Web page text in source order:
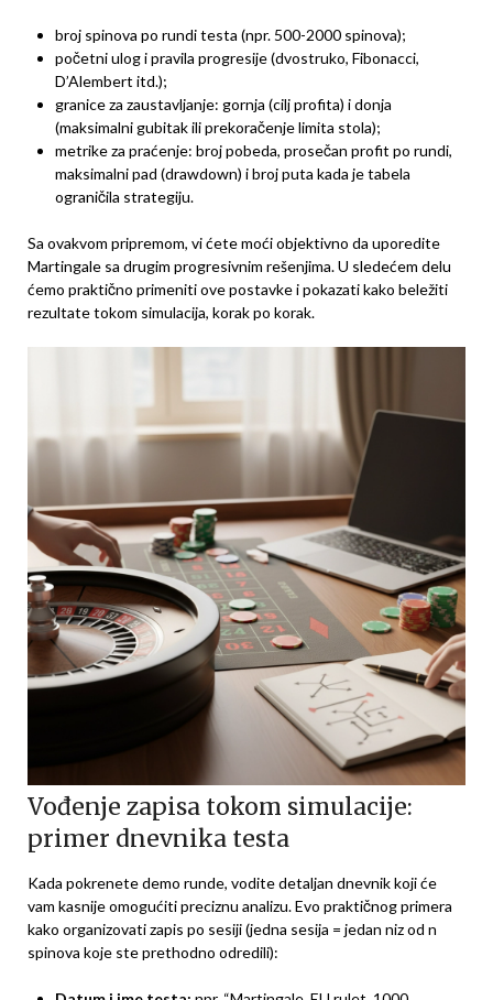
broj spinova po rundi testa (npr. 500-2000 spinova);
početni ulog i pravila progresije (dvostruko, Fibonacci,
D’Alembert itd.);
granice za zaustavljanje: gornja (cilj profita) i donja
(maksimalni gubitak ili prekoračenje limita stola);
metrike za praćenje: broj pobeda, prosečan profit po rundi,
maksimalni pad (drawdown) i broj puta kada je tabela
ograničila strategiju.
Sa ovakvom pripremom, vi ćete moći objektivno da uporedite
Martingale sa drugim progresivnim rešenjima. U sledećem delu
ćemo praktično primeniti ove postavke i pokazati kako beležiti
rezultate tokom simulacija, korak po korak.
Vođenje zapisa tokom simulacije:
primer dnevnika testa
Kada pokrenete demo runde, vodite detaljan dnevnik koji će
vam kasnije omogućiti preciznu analizu. Evo praktičnog primera
kako organizovati zapis po sesiji (jedna sesija = jedan niz od n
spinova koje ste prethodno odredili):